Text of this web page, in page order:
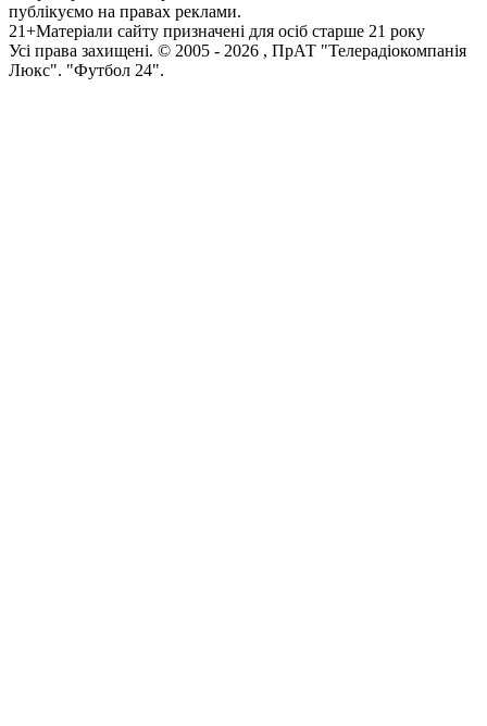
публікуємо на правах реклами.
21+Матеріали сайту призначені для осіб старше 21 року
Усi права захищенi. © 2005 - 2026 , ПрАТ "Телерадіокомпанія
Люкс". "Футбол 24".